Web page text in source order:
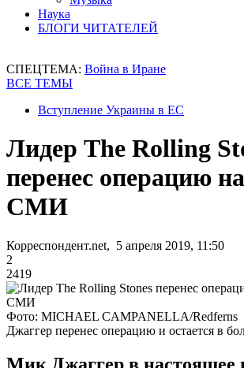
Наука
БЛОГИ ЧИТАТЕЛЕЙ
СПЕЦТЕМА: Война в Иране
ВСЕ ТЕМЫ
Вступление Украины в ЕС
Лидер The Rolling
перенес операцию
СМИ
Корреспондент.net, 5 апреля 2019, 11:50
2
2419
Фото: MICHAEL CAMPANELLA/Redferns
Джаггер перенес операцию и остается в
Мик Джаггер в настоящее